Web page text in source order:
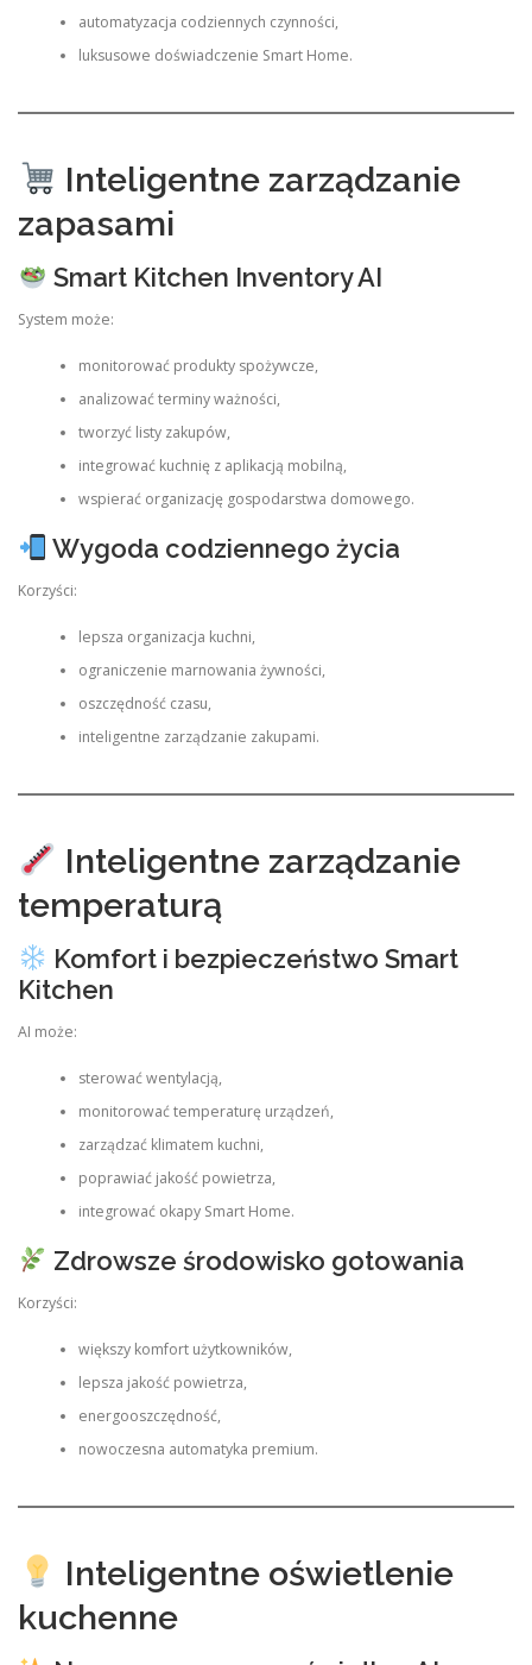
automatyzacja codziennych czynności,
luksusowe doświadczenie Smart Home.
Inteligentne zarządzanie
zapasami
Smart Kitchen Inventory AI
System może:
monitorować produkty spożywcze,
analizować terminy ważności,
tworzyć listy zakupów,
integrować kuchnię z aplikacją mobilną,
wspierać organizację gospodarstwa domowego.
Wygoda codziennego życia
Korzyści:
lepsza organizacja kuchni,
ograniczenie marnowania żywności,
oszczędność czasu,
inteligentne zarządzanie zakupami.
Inteligentne zarządzanie
temperaturą
Komfort i bezpieczeństwo Smart
Kitchen
AI może:
sterować wentylacją,
monitorować temperaturę urządzeń,
zarządzać klimatem kuchni,
poprawiać jakość powietrza,
integrować okapy Smart Home.
Zdrowsze środowisko gotowania
Korzyści:
większy komfort użytkowników,
lepsza jakość powietrza,
energooszczędność,
nowoczesna automatyka premium.
Inteligentne oświetlenie
kuchenne